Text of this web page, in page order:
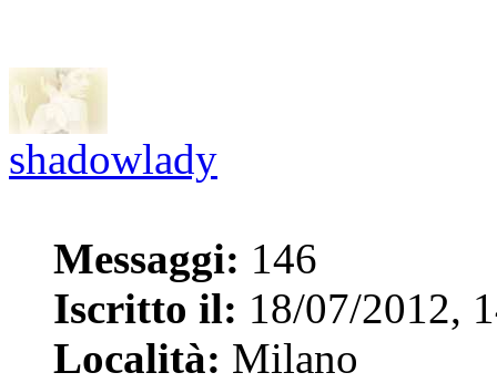
shadowlady
Messaggi: 146
Iscritto il: 18/07/2012,
Località: Milano